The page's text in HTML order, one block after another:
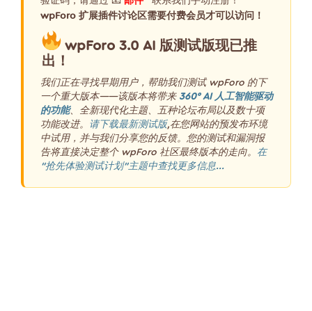
wpForo 扩展插件讨论区需要付费会员才可以访问！
wpForo 3.0 AI 版测试版现已推
出！
我们正在寻找早期用户，帮助我们测试 wpForo 的下
一个重大版本——该版本将带来 360° AI 人工智能驱动
的功能、全新现代化主题、五种论坛布局以及数十项
功能改进。 请下载最新测试版,在您网站的预发布环境
中试用，并与我们分享您的反馈。您的测试和漏洞报
告将直接决定整个 wpForo 社区最终版本的走向。 在
“抢先体验测试计划”主题中查找更多信息...